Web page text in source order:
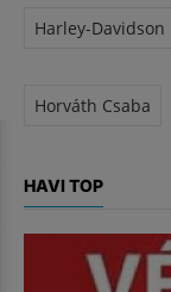
Harley-Davidson
Horváth Csaba
HAVI TOP